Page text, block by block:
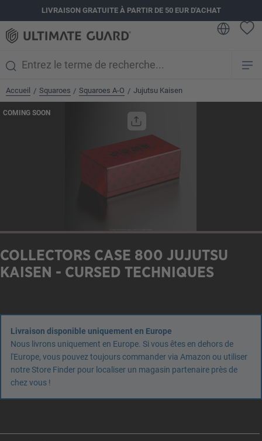
principalLIVRAISON GRATUITE À PARTIR DE 50 EUR D'ACHAT
Accueil / Squaroes / Squaroes A-O / Jujutsu Kaisen
COMING SOON
COLLECTORS CASE 800 JUJUTSU
KAISEN - CURSED TECHNIQUES
Livraison disponible uniquement en Europe
Nous livrons uniquement en Europe. Si vous êtes en dehors de
l'Europe, vous pouvez toujours commander via Amazon ou utiliser
notre Store Finder pour localiser un magasin partenaire près de
chez vous !